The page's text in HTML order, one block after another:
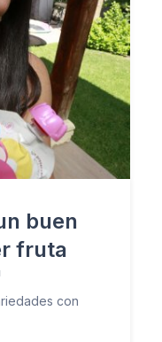
buen
fruta
con